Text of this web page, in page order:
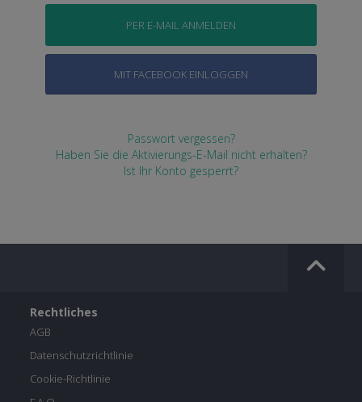
PER E-MAIL ANMELDEN
MIT FACEBOOK EINLOGGEN
Passwort vergessen?
Haben Sie die Aktivierungs-E-Mail nicht erhalten?
Ist Ihr Konto gesperrt?
Rechtliches
AGB
Datenschutzrichtlinie
Cookie-Richtlinie